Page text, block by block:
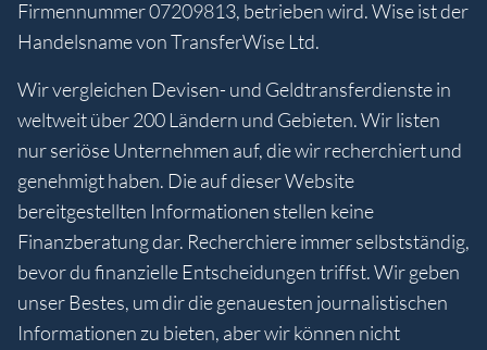
Firmennummer 07209813, betrieben wird. Wise ist der
Handelsname von TransferWise Ltd.
Wir vergleichen Devisen- und Geldtransferdienste in
weltweit über 200 Ländern und Gebieten. Wir listen
nur seriöse Unternehmen auf, die wir recherchiert und
genehmigt haben. Die auf dieser Website
bereitgestellten Informationen stellen keine
Finanzberatung dar. Recherchiere immer selbstständig,
bevor du finanzielle Entscheidungen triffst. Wir geben
unser Bestes, um dir die genauesten journalistischen
Informationen zu bieten, aber wir können nicht